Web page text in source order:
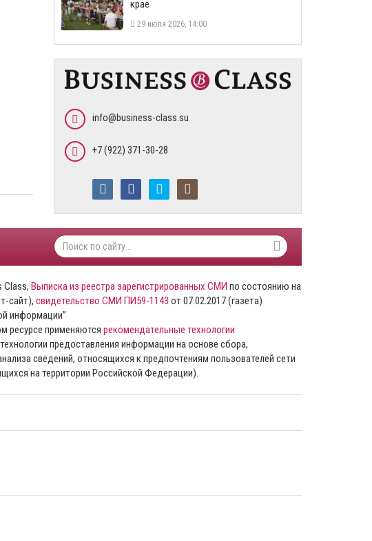
крае
29 июля 2026, 14:00
info@business-class.su
+7 (922) 371-30-28
Class, Выписка из реестра зарегистрированных СМИ по состоянию на
сайт), свидетельство СМИ ПИ59-1143 от 07.02.2017 (газета)
информации”
ресурсе применяются рекомендательные технологии
предоставления информации на основе сбора,
сведений, относящихся к предпочтениям пользователей сети
на территории Российской Федерации).